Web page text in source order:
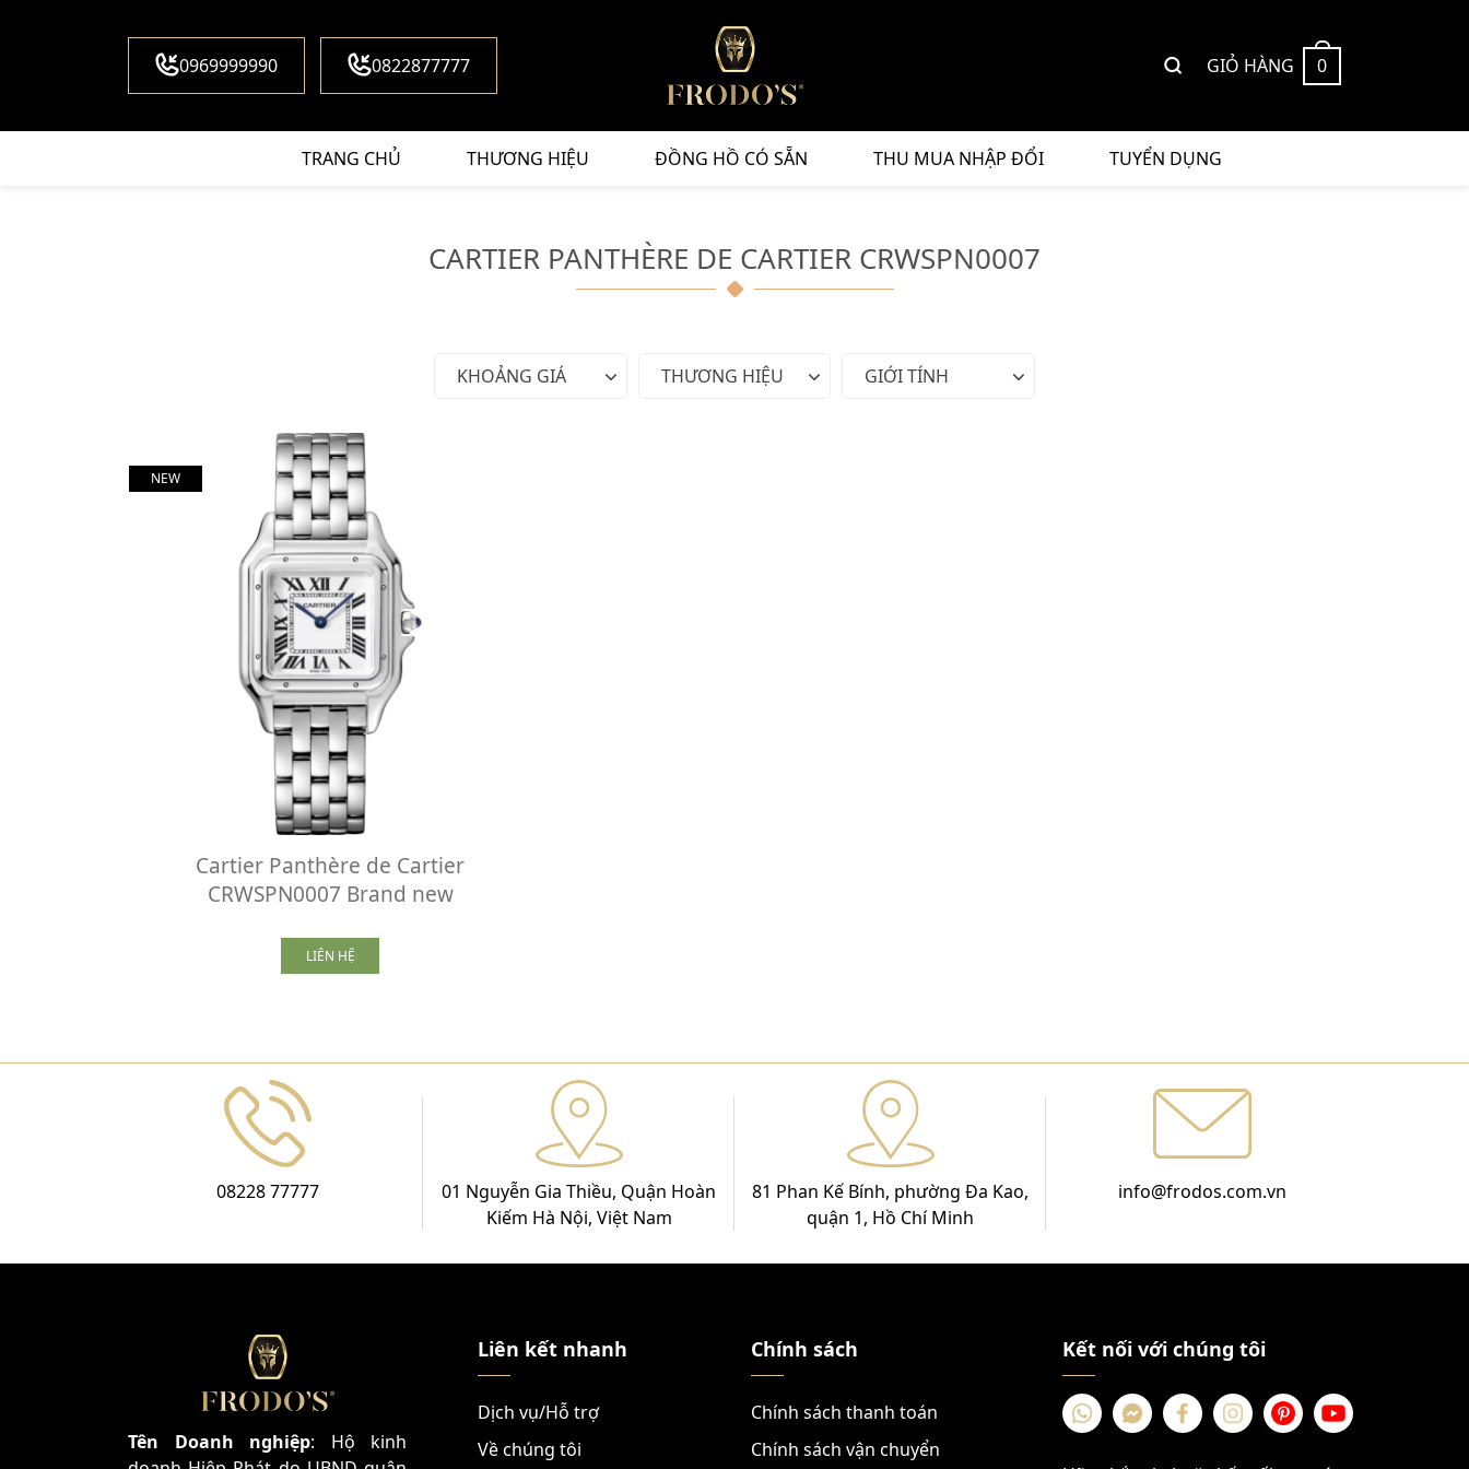
0969999990 0822877777 GIỎ HÀNG 0
TRANG CHỦ THƯƠNG HIỆU ĐỒNG HỒ CÓ SẴN THU MUA NHẬP ĐỔI TUYỂN DỤNG
CARTIER PANTHÈRE DE CARTIER CRWSPN0007
KHOẢNG GIÁ THƯƠNG HIỆU GIỚI TÍNH
NEW
Cartier Panthère de Cartier
CRWSPN0007 Brand new
LIÊN HỆ
08228 77777
01 Nguyễn Gia Thiều, Quận Hoàn
Kiếm Hà Nội, Việt Nam
81 Phan Kế Bính, phường Đa Kao,
quận 1, Hồ Chí Minh
info@frodos.com.vn
Tên Doanh nghiệp: Hộ kinh
Liên kết nhanh
Dịch vụ/Hỗ trợ
Về chúng tôi
Chính sách
Chính sách thanh toán
Chính sách vận chuyển
Kết nối với chúng tôi